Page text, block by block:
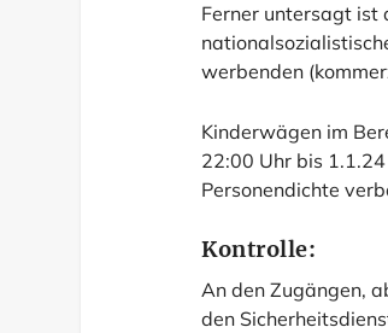
Ferner untersagt ist
werbenden
Kinderwägen im
22:00 Uhr bis
Personendichte
Kontrolle:
An den Zugängen,
den